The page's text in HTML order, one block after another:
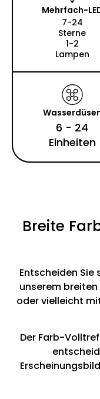
Mehrfach-
7-24
Sterne
1-2
Lampen
6 - 24
Einheiten
Breite
Entscheiden Sie
unserem
oder vielleicht
Der Farb-